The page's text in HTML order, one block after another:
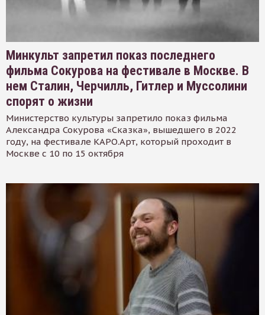
Минкульт запретил показ последнего
фильма Сокурова на фестивале в Москве. В
нем Сталин, Черчилль, Гитлер и Муссолини
спорят о жизни
Министерство культуры запретило показ фильма
Александра Сокурова «Сказка», вышедшего в 2022
году, на фестивале КАРО.Арт, который проходит в
Москве с 10 по 15 октября